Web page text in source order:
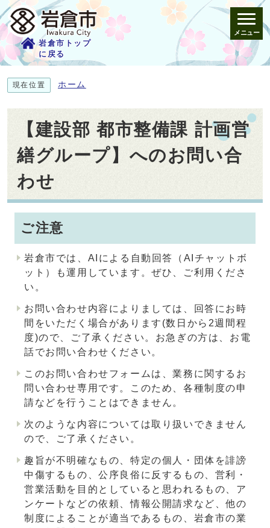
岩倉市トップ
に戻る
メニュー
現在位置 ホーム
【建設部 都市整備課 計画営
繕グループ】へのお問い合
わせ
ご注意
岩倉市では、AIによる自動回答（AIチャットボ
ット）も運用しています。ぜひ、ご利用くださ
い。
お問い合わせ内容によりましては、回答にお時
間をいただく場合があります(数日から2週間程
度)ので、ご了承ください。お急ぎの方は、お電
話でお問い合わせください。
このお問い合わせフォームは、業務に関するお
問い合わせ専用です。このため、各種制度の申
請などを行うことはできません。
次のような内容については取り扱いできません
ので、ご了承ください。
趣旨が不明確なもの、特定の個人・団体を誹謗
中傷するもの、公序良俗に反するもの、営利・
営業活動を目的としていると思われるもの、ア
ンケートなどの依頼、情報公開請求など、他の
制度によることが適当であるもの、岩倉市の業